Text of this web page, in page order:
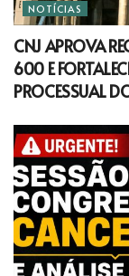
NOTÍCIAS
CNJ APROVA
600 E
PROCESSUAL